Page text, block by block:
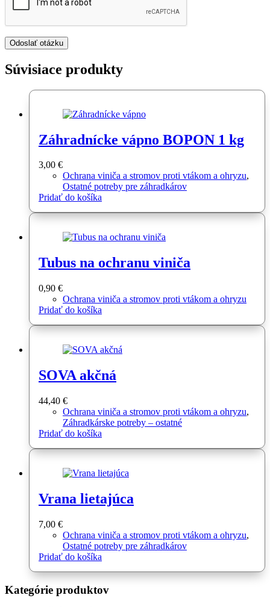
Súvisiace produkty
Záhradnícke vápno BOPON 1 kg
3,00 €
Ochrana viniča a stromov proti vtákom a ohryzu,
Ostatné potreby pre záhradkárov
Pridať do košíka
Tubus na ochranu viniča
0,90 €
Ochrana viniča a stromov proti vtákom a ohryzu
Pridať do košíka
SOVA akčná
44,40 €
Ochrana viniča a stromov proti vtákom a ohryzu,
Záhradkárske potreby – ostatné
Pridať do košíka
Vrana lietajúca
7,00 €
Ochrana viniča a stromov proti vtákom a ohryzu,
Ostatné potreby pre záhradkárov
Pridať do košíka
Kategórie produktov